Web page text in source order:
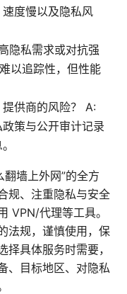
度慢以及隐私风
隐私需求或对抗强
以追踪性，但性能
供商的风险？ A:
策与公开审计记录
墙上外网”的全方
规、注重隐私与安全
VPN/代理等工具。
法规，谨慎使用，保
具体服务时需要，
、目标地区、对隐私